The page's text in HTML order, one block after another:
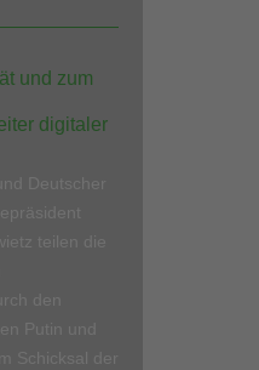
und zum
digitaler